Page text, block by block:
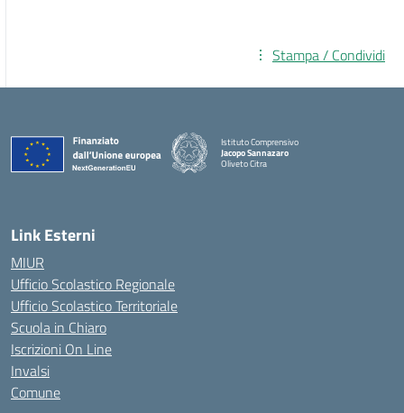
Stampa / Condividi
Istituto Comprensivo
Jacopo Sannazaro
Oliveto Citra
Link Esterni
MIUR
Ufficio Scolastico Regionale
Ufficio Scolastico Territoriale
Scuola in Chiaro
Iscrizioni On Line
Invalsi
Comune